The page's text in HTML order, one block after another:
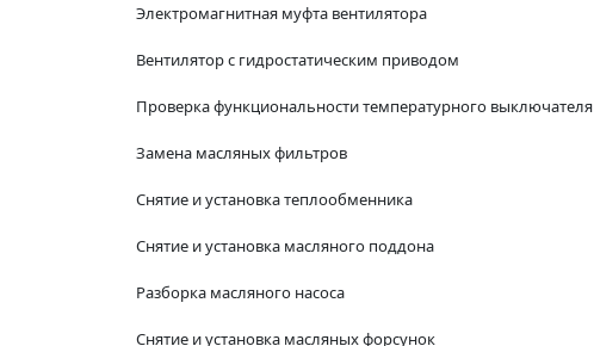
Электромагнитная муфта вентилятора
Вентилятор с гидростатическим приводом
Проверка функциональности температурного выключателя
Замена масляных фильтров
Снятие и установка теплообменника
Снятие и установка масляного поддона
Разборка масляного насоса
Снятие и установка масляных форсунок